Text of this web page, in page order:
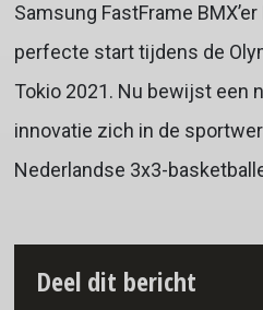
Samsung FastFrame
perfecte start tijdens de
Tokio 2021. Nu bewijst een
innovatie zich in de
Nederlandse 3x3-
Deel dit bericht